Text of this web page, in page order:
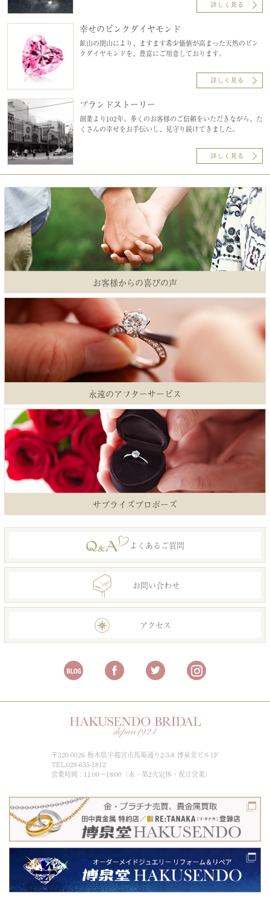
詳しく見る
幸せのピンクダイヤモンド
鉱山の閉山により、ますます希少価値が高まった天然のピン
クダイヤモンドを、豊富にご用意しております。
詳しく見る
ブランドストーリー
創業より102年。多くのお客様のご信頼をいただきながら、た
くさんの幸せをお手伝いし、見守り続けてきました。
詳しく見る
お客様からの喜びの声
永遠のアフターサービス
サプライズプロポーズ
よくあるご質問
お問い合わせ
アクセス
〒320-0026 栃木県宇都宮市馬場通り2-3-8 博泉堂ビル1F
TEL:028-635-1812
営業時間 : 11:00～18:00（水・第2火定休・祝日営業）